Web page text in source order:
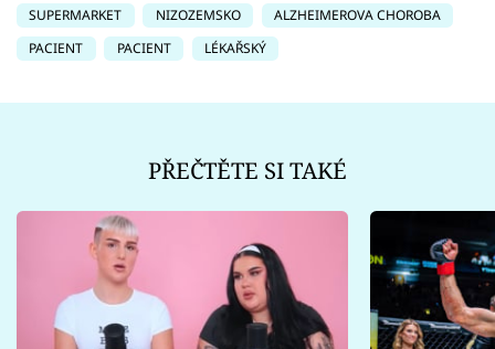
SUPERMARKET
NIZOZEMSKO
ALZHEIMEROVA CHOROBA
PACIENT
PACIENT LÉKAŘSKÝ
PŘEČTĚTE SI TAKÉ